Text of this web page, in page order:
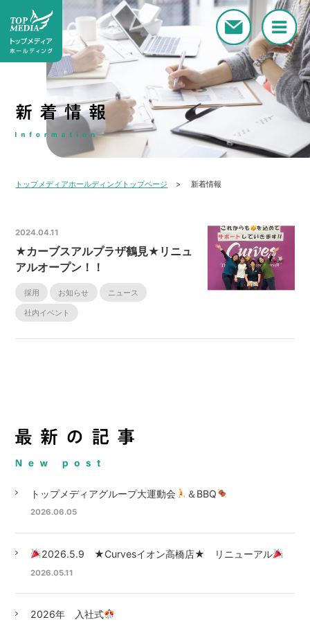
トップメディアホールディングトップページ 新着情報
2024.04.11
★カーブスアルプラザ鶴見★リニュ
アルオープン！！
採用 お知らせ ニュース
社内イベント
トップメディアグループ大運動会 ＆BBQ
2026.06.05
2026.5.9 ★Curvesイオン高橋店★ リニューアル
2026.05.11
2026年 入社式